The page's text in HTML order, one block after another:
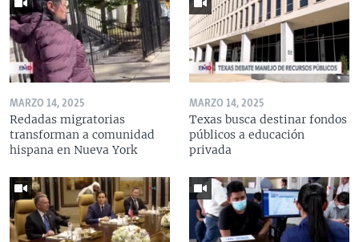
MARZO 14, 2025
Redadas migratorias
transforman a comunidad
hispana en Nueva York
MARZO 14, 2025
Texas busca destinar fondos
públicos a educación
privada